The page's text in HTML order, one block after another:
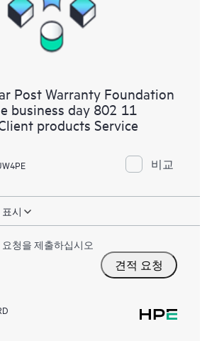
Post Warranty Foundation
business day 802 11
products Service
비교
시
청을 제출하십시오
견적 요청